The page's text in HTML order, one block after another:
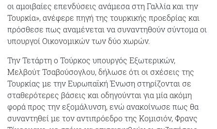
οι αμοιβαίες επενδύσεις ανάμεσα στη Γαλλία και την
Τουρκία», ανέφερε πηγή της τουρκικής προεδρίας και
πρόσθεσε πως αναμένεται να συναντηθούν σύντομα οι
υπουργοί Οικονομικών των δύο χωρών.
Την Τετάρτη ο Τούρκος υπουργός Εξωτερικών,
Μελβούτ Τσαβούσογλου, δήλωσε ότι οι σχέσεις της
Τουρκίας με την Ευρωπαϊκή Ένωση στηρίζονται σε
σταθερότερες βάσεις και οδηγούνται για μία ακόμη
φορά προς την εξομάλυνση, ενώ ανακοίνωσε πως θα
συναντηθεί με τον αντιπρόεδρο της Κομισιόν, Φρανς